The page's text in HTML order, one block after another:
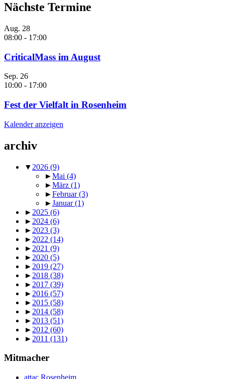
Nächste Termine
Aug. 28
08:00 - 17:00
CriticalMass im August
Sep. 26
10:00 - 17:00
Fest der Vielfalt in Rosenheim
Kalender anzeigen
archiv
▼ 2026 (9)
►Mai (4)
►März (1)
►Februar(3)
►Januar(1)
► 2025 (6)
► 2024 (6)
► 2023 (3)
► 2022 (14)
► 2021 (9)
► 2020 (5)
► 2019 (27)
► 2018 (38)
► 2017 (39)
► 2016 (57)
► 2015 (58)
► 2014 (58)
► 2013 (51)
► 2012 (60)
► 2011 (131)
Mitmacher